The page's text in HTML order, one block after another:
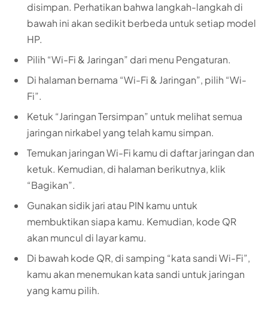
disimpan. Perhatikan bahwa langkah-langkah di
bawah ini akan sedikit berbeda untuk setiap model
HP.
Pilih “Wi-Fi & Jaringan” dari menu Pengaturan.
Di halaman bernama “Wi-Fi & Jaringan”, pilih “Wi-
Fi”.
Ketuk “Jaringan Tersimpan” untuk melihat semua
jaringan nirkabel yang telah kamu simpan.
Temukan jaringan Wi-Fi kamu di daftar jaringan dan
ketuk. Kemudian, di halaman berikutnya, klik
“Bagikan”.
Gunakan sidik jari atau PIN kamu untuk
membuktikan siapa kamu. Kemudian, kode QR
akan muncul di layar kamu.
Di bawah kode QR, di samping “kata sandi Wi-Fi”,
kamu akan menemukan kata sandi untuk jaringan
yang kamu pilih.